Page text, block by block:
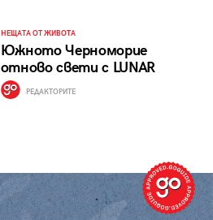
НЕЩАТА ОТ ЖИВОТА
Южното Черноморие
отново свети с LUNAR
РЕДАКТОРИТЕ